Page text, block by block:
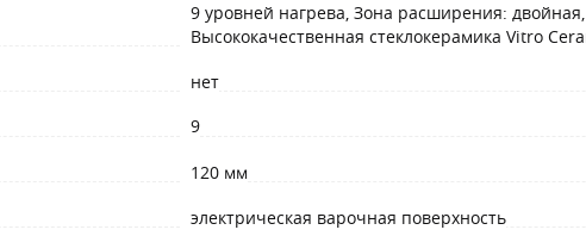
9 уровней нагрева, Зона расширения:
Высококачественная стеклокерамика Vitro
нет
9
120 мм
электрическая варочная поверхность